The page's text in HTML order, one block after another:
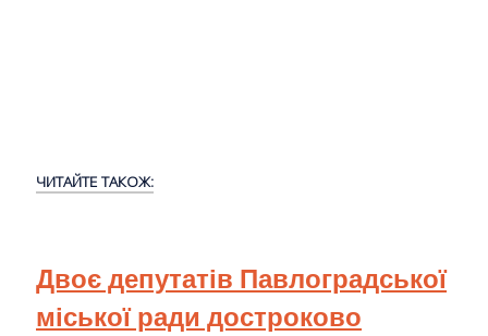
ЧИТАЙТЕ ТАКОЖ:
Двоє депутатів Павлоградської
міської ради достроково